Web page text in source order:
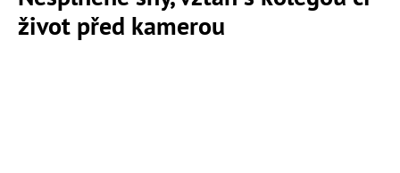
život před kamerou